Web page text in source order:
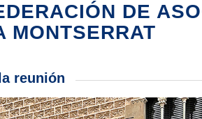
DE
MONTSERRAT
reunión